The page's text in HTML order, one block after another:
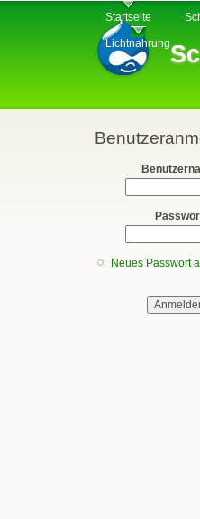
Hauptmenü
Startseite
Lichtnahrung
Neues Passwort